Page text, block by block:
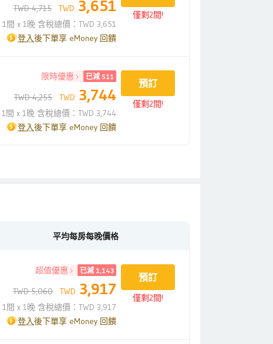
TWD 4,715 TWD 3,651
1間 x 1晚 含稅總價：TWD 3,651
登入後下單享 eMoney 回饋
僅剩2間!
限時優惠 已減 511
TWD 4,255 TWD 3,744
1間 x 1晚 含稅總價：TWD 3,744
登入後下單享 eMoney 回饋
預訂
僅剩2間!
平均每房每晚價格
超值優惠 已減 1,143
TWD 5,060 TWD 3,917
1間 x 1晚 含稅總價：TWD 3,917
登入後下單享 eMoney 回饋
預訂
僅剩2間!